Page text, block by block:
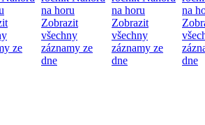
ze
na horu
Zobrazit
všechny
záznamy ze
dne
na horu
Zobrazit
všechny
záznamy ze
dne
na
dne